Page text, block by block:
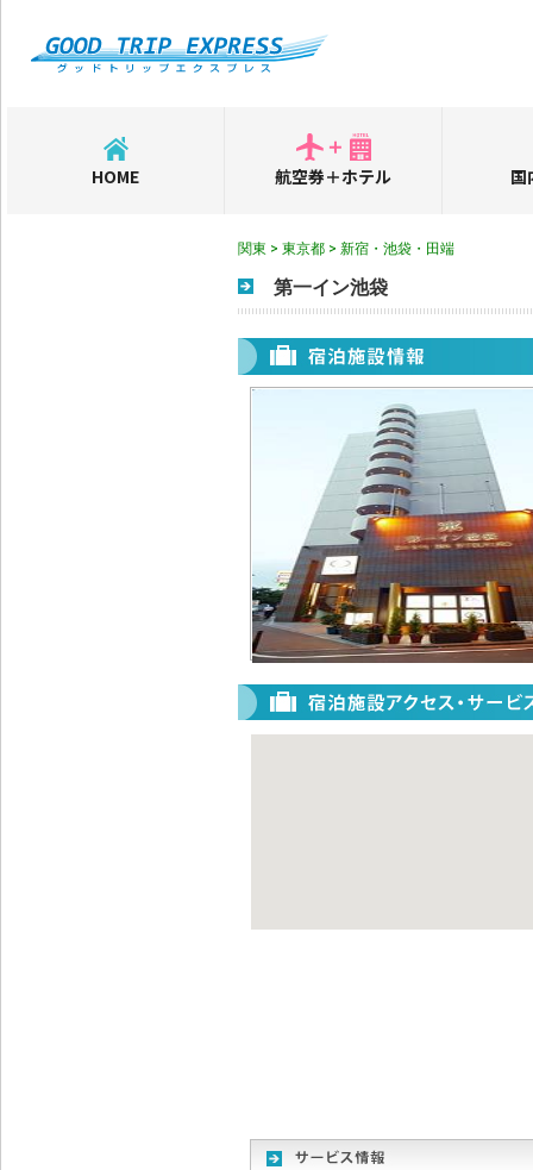
HOME 航空券＋ホテル 国
関東 > 東京都 > 新宿・池袋・田端
第一イン池袋